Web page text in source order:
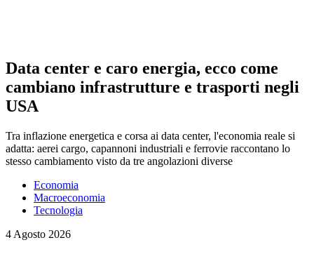
Data center e caro energia, ecco come
cambiano infrastrutture e trasporti negli
USA
Tra inflazione energetica e corsa ai data center, l'economia reale si
adatta: aerei cargo, capannoni industriali e ferrovie raccontano lo
stesso cambiamento visto da tre angolazioni diverse
Economia
Macroeconomia
Tecnologia
4 Agosto 2026